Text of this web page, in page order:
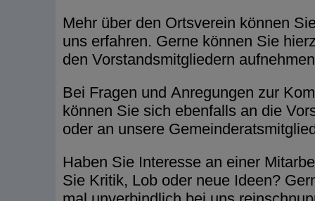
Mehr über den Ortsverein können
uns erfahren. Gerne können Sie
den Vorstandsmitgliedern
Bei Fragen und Anregungen zur
können Sie sich ebenfalls an die
oder an unsere
Haben Sie Interesse an einer
Sie Kritik, Lob oder neue Ideen?